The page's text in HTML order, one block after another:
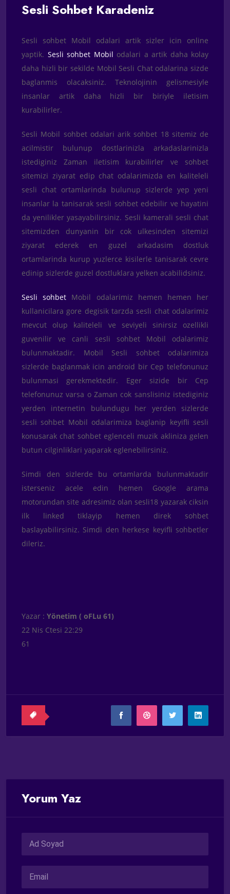
Sesli Sohbet Karadeniz
Sesli sohbet Mobil odalari artik sizler icin online
yaptik. Sesli sohbet Mobil odalari a artik daha kolay
daha hizli bir sekilde Mobil Sesli Chat odalarina sizde
baglanmis olacaksiniz. Teknolojinin gelismesiyle
insanlar artik daha hizli bir biriyle iletisim
kurabilirler.
Sesli Mobil sohbet odalari arik sohbet 18 sitemiz de
acilmistir bulunup dostlarinizla arkadaslarinizla
istediginiz Zaman iletisim kurabilirler ve sohbet
sitemizi ziyarat edip chat odalarimizda en kaliteleli
sesli chat ortamlarinda bulunup sizlerde yep yeni
insanlar la tanisarak sesli sohbet edebilir ve hayatini
da yenilikler yasayabilirsiniz. Sesli kamerali sesli chat
sitemizden dunyanin bir cok ulkesinden sitemizi
ziyarat ederek en guzel arkadasim dostluk
ortamlarinda kurup yuzlerce kisilerle tanisarak cevre
edinip sizlerde guzel dostluklara yelken acabilidsiniz.
Sesli sohbet Mobil odalarimiz hemen hemen her
kullanicilara gore degisik tarzda sesli chat odalarimiz
mevcut olup kaliteleli ve seviyeli sinirsiz ozellikli
guvenilir ve canli sesli sohbet Mobil odalarimiz
bulunmaktadir. Mobil Sesli sohbet odalarimiza
sizlerde baglanmak icin android bir Cep telefonunuz
bulunmasi gerekmektedir. Eger sizide bir Cep
telefonunuz varsa o Zaman cok sanslisiniz istediginiz
yerden internetin bulundugu her yerden sizlerde
sesli sohbet Mobil odalarimiza baglanip keyifli sesli
konusarak chat sohbet eglenceli muzik akliniza gelen
butun cilginliklari yaparak eglenebilirsiniz.
Simdi den sizlerde bu ortamlarda bulunmaktadir
isterseniz acele edin hemen Google arama
motorundan site adresimiz olan sesli18 yazarak ciksin
ilk linked tiklayip hemen direk sohbet
baslayabilirsiniz. Simdi den herkese keyifli sohbetler
dileriz.
Yazar : Yönetim ( oFLu 61)
22 Nis Ctesi 22:29
61
Yorum Yaz